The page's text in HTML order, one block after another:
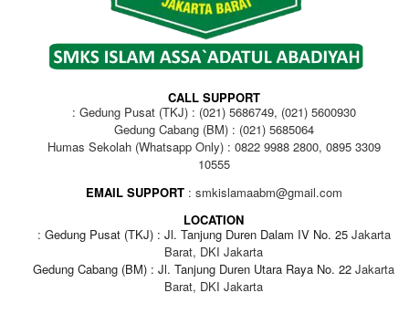
CALL SUPPORT
Gedung Pusat (TKJ) : (021) 5686749, (021) 5600930
Gedung Cabang (BM) : (021) 5685064
Humas Sekolah (Whatsapp Only) : 0822 9988 2800, 0895 3309
10555
EMAIL SUPPORT
smkislamaabm@gmail.com
LOCATION
Gedung Pusat (TKJ) : Jl. Tanjung Duren Dalam IV No. 25Jakarta
Barat, DKI Jakarta
Gedung Cabang (BM) : Jl. Tanjung Duren Utara Raya No. 22 Jakarta
Barat, DKI Jakarta